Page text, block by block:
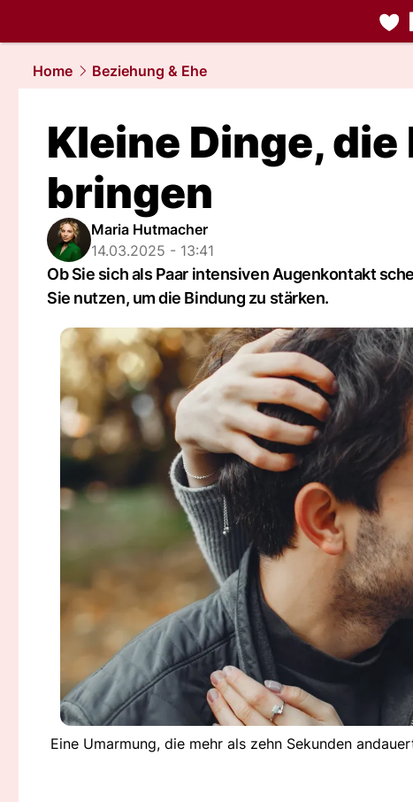
liebe.NAU.ch
Home
Beziehung & Ehe
Kleine Dinge,
bringen
Maria Hutmacher
14.03.2025 - 13:41
Ob Sie sich als Paar intensiven Augenkontakt
Sie nutzen, um die Bindung zu stärken.
Eine Umarmung, die mehr als zehn Sekunden